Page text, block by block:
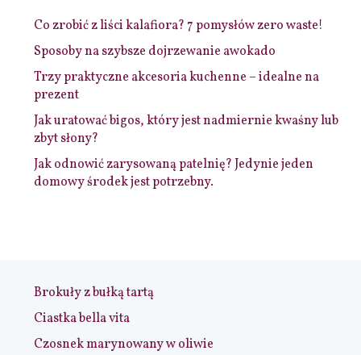
Co zrobić z liści kalafiora? 7 pomysłów zero waste!
Sposoby na szybsze dojrzewanie awokado
Trzy praktyczne akcesoria kuchenne – idealne na
prezent
Jak uratować bigos, który jest nadmiernie kwaśny lub
zbyt słony?
Jak odnowić zarysowaną patelnię? Jedynie jeden
domowy środek jest potrzebny.
Brokuły z bułką tartą
Ciastka bella vita
Czosnek marynowany w oliwie